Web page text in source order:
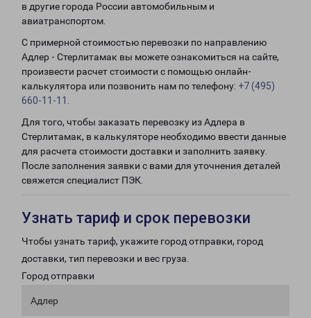
в другие города России автомобильным и
авиатранспортом.
С примерной стоимостью перевозки по направлению
Адлер - Стерлитамак вы можете ознакомиться на сайте,
произвести расчет стоимости с помощью онлайн-
калькулятора или позвонить нам по телефону: +7 (495)
660-11-11
Для того, чтобы заказать перевозку из Адлера в
Стерлитамак, в калькуляторе необходимо ввести данные
для расчета стоимости доставки и заполнить заявку.
После заполнения заявки с вами для уточнения деталей
свяжется специалист ПЭК.
Узнать тариф и срок перевозки
Чтобы узнать тариф, укажите город отправки, город
доставки, тип перевозки и вес груза.
Город отправки
Адлер